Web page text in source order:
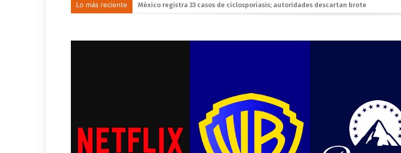
Lo más reciente México y Perú restablecen relaciones diplomáticas tras cuatro años de tensión
DiCaprio y Bezos encabezan fondo multimillonario para la protección de la fauna